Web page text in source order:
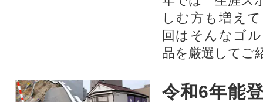
しむ方も増え
回はそんなゴ
品を厳選してご
令和6年能